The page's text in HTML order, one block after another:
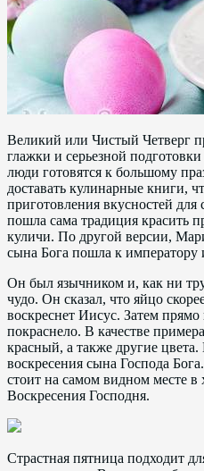
Великий или Чистый Четверг
глажки и серьезной
люди готовятся к большому
доставать кулинарные книги,
приготовления вкусностей для
пошла сама традиция красить
куличи. По другой версии,
сына Бога пошла к императору
Он был язычником и, как ни
чудо. Он сказал, что яйцо
воскреснет Иисус. Затем прямо
покраснело. В качестве
красный, а также другие
воскресения сына Господа
стоит на самом видном месте в
Воскресения Господня.
Страстная пятница подходит